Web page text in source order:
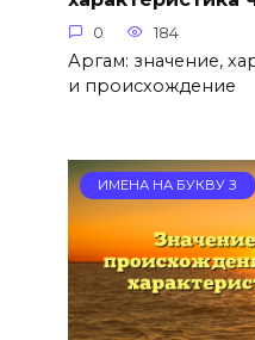
0 184
Аргам: значение,
и происхождение
ИМЕНА НА БУКВУ З